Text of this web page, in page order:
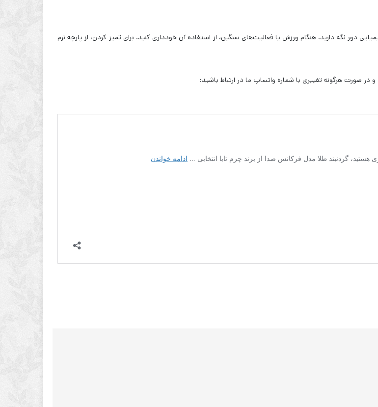
دور نگه دارید. هنگام ورزش یا فعالیت‌های سنگین، از استفاده آن خودداری کنید. برای تمیز کردن، از پارچه نرم
صورت هرگونه تغییری با شماره واتساپ ما در ارتباط باشید: